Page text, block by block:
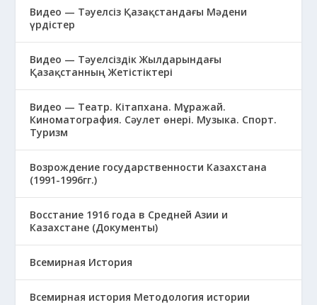
Видео — Тәуелсіз Қазақстандағы Мәдени
үрдістер
Видео — Тәуелсіздік Жылдарындағы
Қазақстанның Жетістіктері
Видео — Театр. Кітапхана. Мұражай.
Киноматография. Сәулет өнері. Музыка. Спорт.
Туризм
Возрождение государственности Казахстана
(1991-1996гг.)
Восстание 1916 года в Средней Азии и
Казахстане (Документы)
Всемирная История
Всемирная история Методология истории